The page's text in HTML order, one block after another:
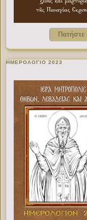
Πατήστε
ΗΜΕΡΟΛΟΓΙΟ 2023